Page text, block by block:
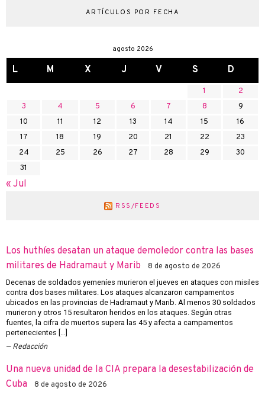
ARTÍCULOS POR FECHA
agosto 2026
L M X J V S D
1
2
3
4 5 6 7 8
9
10
11 12 13 14 15
16
17
18 19 20 21 22
23
24
25 26 27 28 29
30
31
« Jul
RSS/FEEDS
Los huthíes desatan un ataque demoledor contra las bases
militares de Hadramaut y Marib
8 de agosto de 2026
Decenas de soldados yemeníes murieron el jueves en ataques con misiles
contra dos bases militares. Los ataques alcanzaron campamentos
ubicados en las provincias de Hadramaut y Marib. Al menos 30 soldados
murieron y otros 15 resultaron heridos en los ataques. Según otras
fuentes, la cifra de muertos supera las 45 y afecta a campamentos
pertenecientes […]
Redacción
Una nueva unidad de la CIA prepara la desestabilización de
Cuba
8 de agosto de 2026